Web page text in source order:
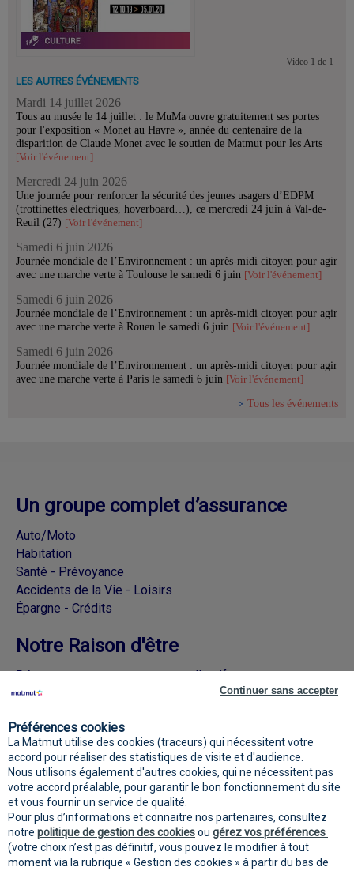
Video 1 de 1
LES AUTRES ÉVÉNEMENTS
Mardi 14 juillet 2026
Tous au musée le 14 juillet : le MuMa ouvre gratuitement ses portes
pour l'exposition « Monet au Havre », année du centenaire de la
disparition de Claude Monet avec le soutien de Matmut pour les Arts
[Voir l'événement]
Mercredi 24 juin 2026
Une journée pour renforcer la sécurité des jeunes usagers d’EDPM
(trottinettes électriques, hoverboard…), ce mercredi 24 juin à Val-de-
Reuil (27) [Voir l'événement]
Samedi 6 juin 2026
Journée mondiale de l’Environnement : un après-midi citoyen pour agir
avec une marche verte à Toulouse le samedi 6 juin [Voir l'événement]
Samedi 6 juin 2026
Journée mondiale de l’Environnement : un après-midi citoyen pour agir
avec une marche verte à Rouen le samedi 6 juin [Voir l'événement]
Samedi 6 juin 2026
Journée mondiale de l’Environnement : un après-midi citoyen pour agir
avec une marche verte à Paris le samedi 6 juin [Voir l'événement]
Tous les événements
Un groupe complet d’assurance
Auto/Moto
Habitation
Santé - Prévoyance
Accidents de la Vie - Loisirs
Épargne - Crédits
Notre Raison d'être
Découvrez nos engagements collectifs
sociaux
Préférences cookies
La Matmut utilise des cookies (traceurs) qui nécessitent votre
accord pour réaliser des statistiques de visite et d'audience.
Nous utilisons également d'autres cookies, qui ne nécessitent pas
votre accord préalable, pour garantir le bon fonctionnement du site
et vous fournir un service de qualité.
Pour plus d’informations et connaitre nos partenaires, consultez
notre politique de gestion des cookiesou gérez vos préférences
(votre choix n’est pas définitif, vous pouvez le modifier à tout
moment via la rubrique « Gestion des cookies » à partir du bas de
Continuer sans accepter